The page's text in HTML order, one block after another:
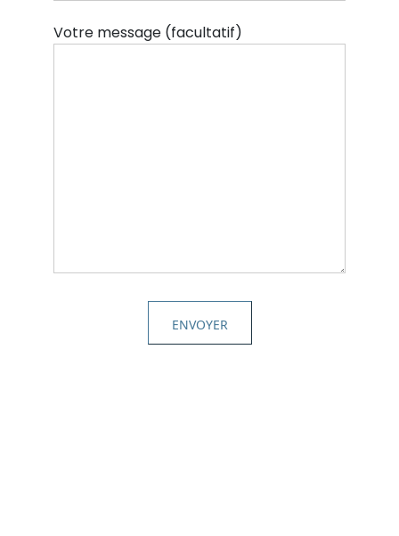
Votre message (facultatif)